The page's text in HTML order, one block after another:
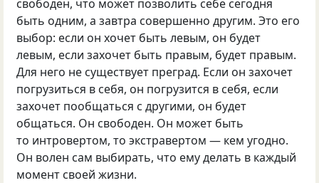
свободен, что может позволить себе сегодня
быть одним, а завтра совершенно другим. Это его
выбор: если он хочет быть левым, он будет
левым, если захочет быть правым, будет правым.
Для него не существует преград. Если он захочет
погрузиться в себя, он погрузится в себя, если
захочет пообщаться с другими, он будет
общаться. Он свободен. Он может быть
то интровертом, то экстравертом — кем угодно.
Он волен сам выбирать, что ему делать в каждый
момент своей жизни.